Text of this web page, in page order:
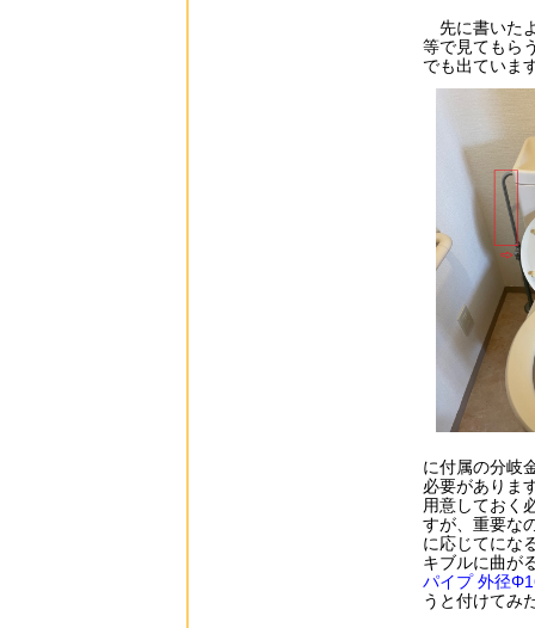
先に書いた
等で見てもら
でも出ていま
に付属の分岐
必要がありま
用意しておく
すが、重要な
に応じてにな
キブルに曲が
パイプ 外径
うと付けてみ